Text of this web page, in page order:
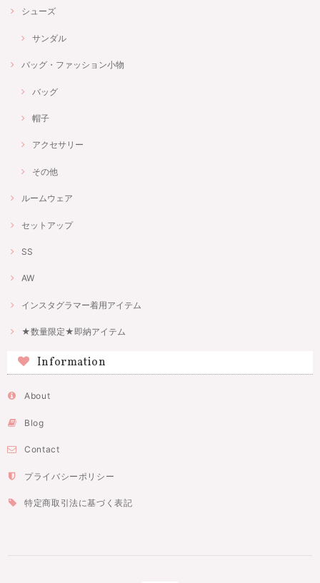
シューズ
サンダル
バッグ・ファッション小物
バッグ
帽子
アクセサリー
その他
ルームウェア
セットアップ
SS
AW
インスタグラマー着用アイテム
★数量限定★即納アイテム
Information
About
Blog
Contact
プライバシーポリシー
特定商取引法に基づく表記